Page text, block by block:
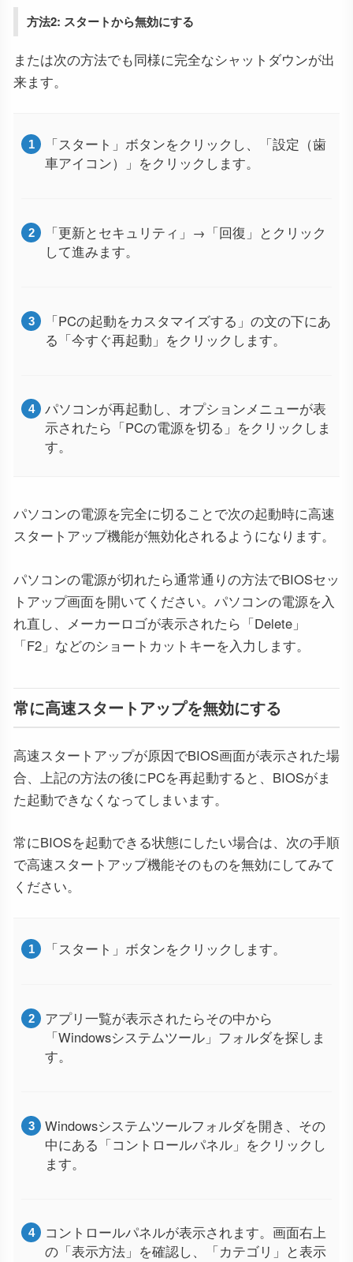
方法2: スタートから無効にする
または次の方法でも同様に完全なシャットダウンが出
来ます。
「スタート」ボタンをクリックし、「設定（歯
車アイコン）」をクリックします。
「更新とセキュリティ」→「回復」とクリック
して進みます。
「PCの起動をカスタマイズする」の文の下にあ
る「今すぐ再起動」をクリックします。
パソコンが再起動し、オプションメニューが表
示されたら「PCの電源を切る」をクリックしま
す。
パソコンの電源を完全に切ることで次の起動時に高速
スタートアップ機能が無効化されるようになります。
パソコンの電源が切れたら通常通りの方法でBIOSセッ
トアップ画面を開いてください。パソコンの電源を入
れ直し、メーカーロゴが表示されたら「Delete」
「F2」などのショートカットキーを入力します。
常に高速スタートアップを無効にする
高速スタートアップが原因でBIOS画面が表示された場
合、上記の方法の後にPCを再起動すると、BIOSがま
た起動できなくなってしまいます。
常にBIOSを起動できる状態にしたい場合は、次の手順
で高速スタートアップ機能そのものを無効にしてみて
ください。
「スタート」ボタンをクリックします。
アプリ一覧が表示されたらその中から
「Windowsシステムツール」フォルダを探しま
す。
Windowsシステムツールフォルダを開き、その
中にある「コントロールパネル」をクリックし
ます。
コントロールパネルが表示されます。画面右上
の「表示方法」を確認し、「カテゴリ」と表示